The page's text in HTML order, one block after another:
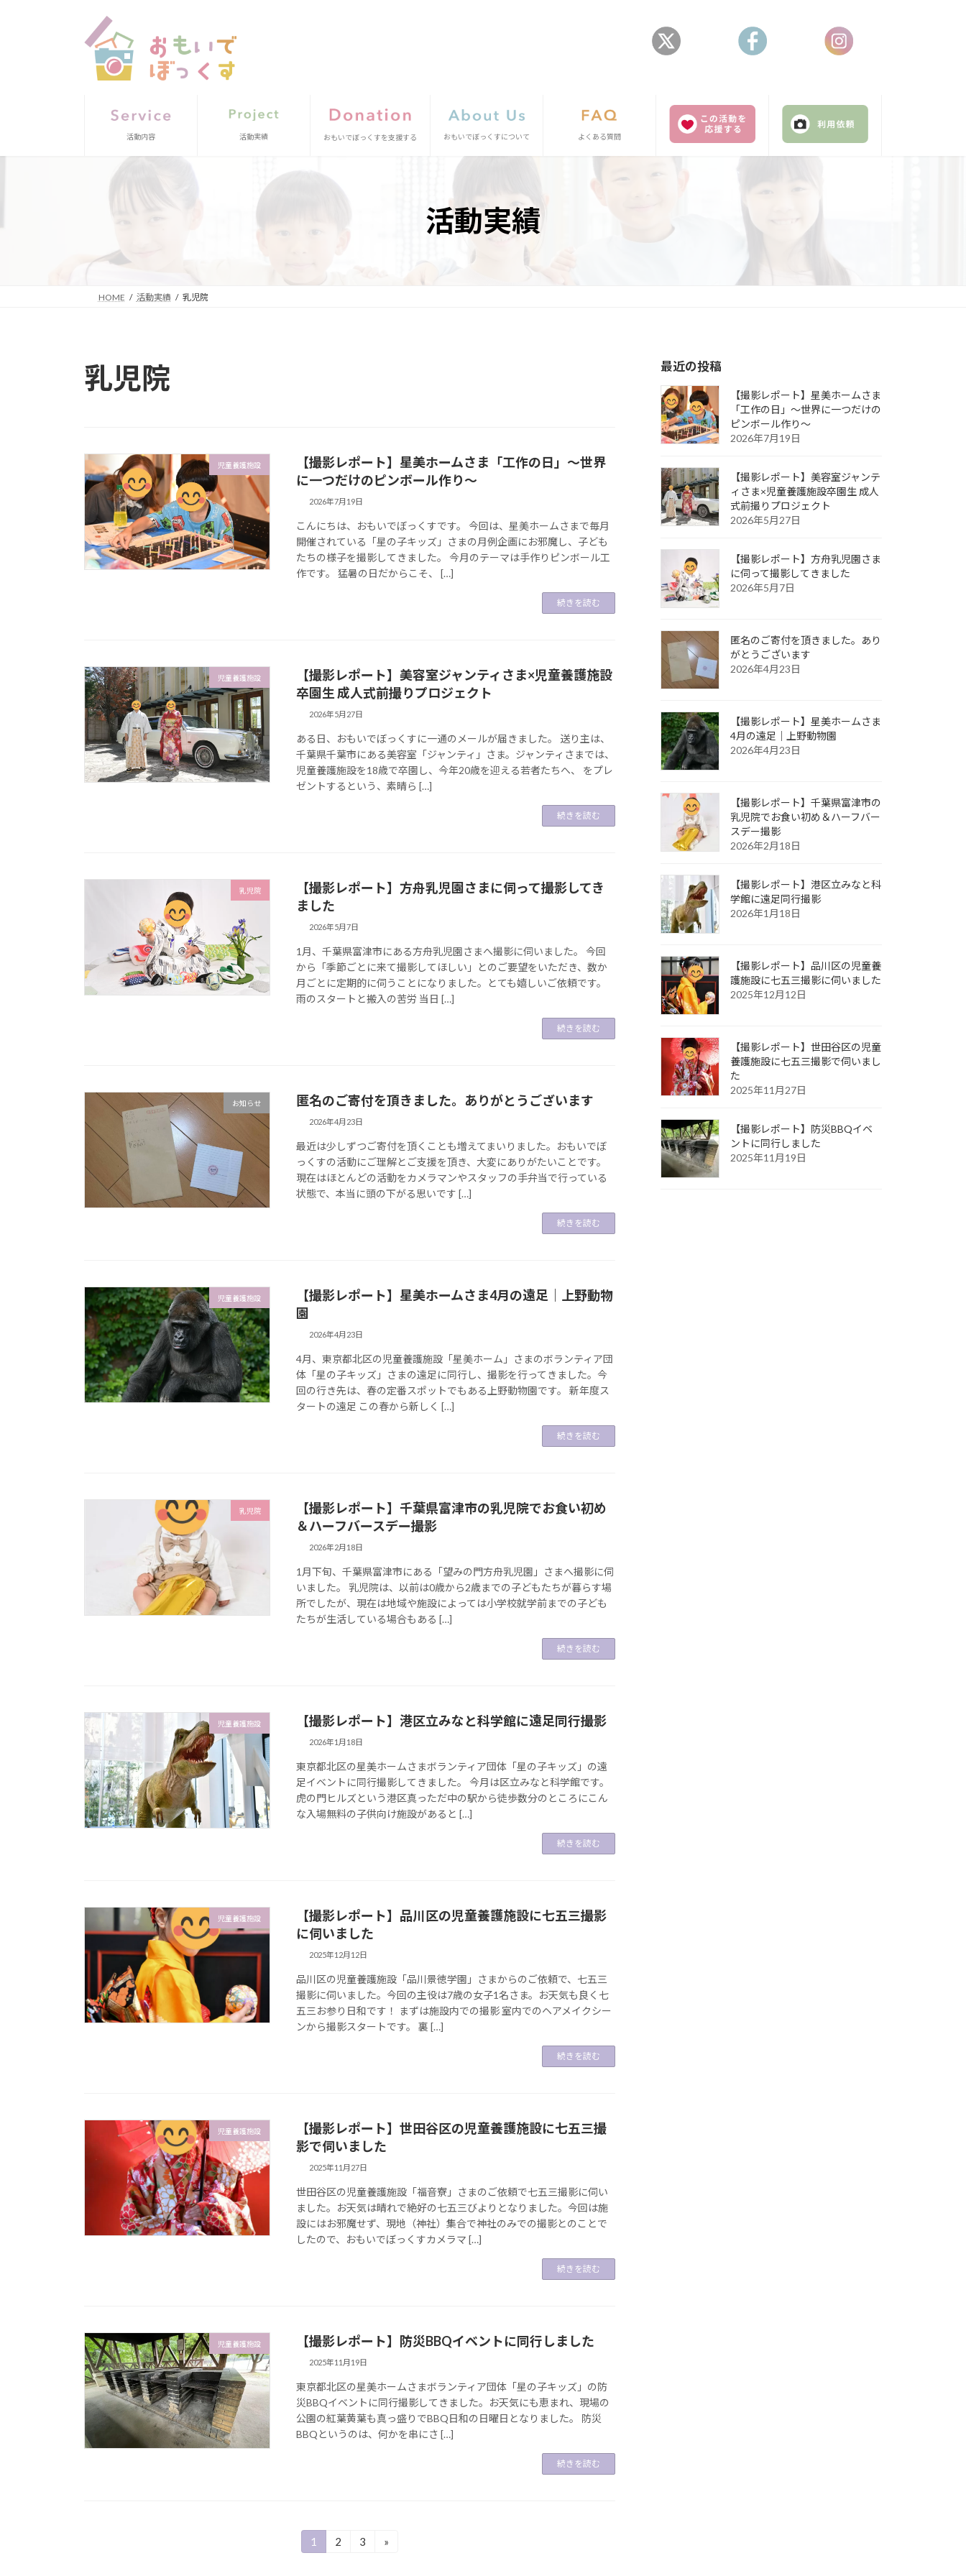
活動内容 活動実績 おもいでぼっくすを支援する おもいでぼっくすについて よくある質問
活動実績
HOME 活動実績 乳児院
乳児院
児童養護施設
【撮影レポート】星美ホームさま「工作の日」～世界
に一つだけのピンボール作り～
2026年7月19日
こんにちは、おもいでぼっくすです。 今回は、星美ホームさまで毎月
開催されている「星の子キッズ」さまの月例企画にお邪魔し、子ども
たちの様子を撮影してきました。 今月のテーマは手作りピンボール工
作です。 猛暑の日だからこそ、 […]
続きを読む
児童養護施設
【撮影レポート】美容室ジャンティさま×児童養護施設
卒園生 成人式前撮りプロジェクト
2026年5月27日
ある日、おもいでぼっくすに一通のメールが届きました。 送り主は、
千葉県千葉市にある美容室「ジャンティ」さま。ジャンティさまでは、
児童養護施設を18歳で卒園し、今年20歳を迎える若者たちへ、 をプレ
ゼントするという、素晴ら […]
続きを読む
乳児院
【撮影レポート】方舟乳児園さまに伺って撮影してき
ました
2026年5月7日
1月、千葉県富津市にある方舟乳児園さまへ撮影に伺いました。 今回
から「季節ごとに来て撮影してほしい」とのご要望をいただき、数か
月ごとに定期的に伺うことになりました。とても嬉しいご依頼です。
雨のスタートと搬入の苦労 当日 […]
続きを読む
お知らせ 匿名のご寄付を頂きました。ありがとうございます
2026年4月23日
最近は少しずつご寄付を頂くことも増えてまいりました。おもいでぼ
っくすの活動にご理解とご支援を頂き、大変にありがたいことです。
現在はほとんどの活動をカメラマンやスタッフの手弁当で行っている
状態で、本当に頭の下がる思いです […]
続きを読む
児童養護施設
【撮影レポート】星美ホームさま4月の遠足｜上野動物
園
2026年4月23日
4月、東京都北区の児童養護施設「星美ホーム」さまのボランティア団
体「星の子キッズ」さまの遠足に同行し、撮影を行ってきました。今
回の行き先は、春の定番スポットでもある上野動物園です。 新年度ス
タートの遠足 この春から新しく […]
続きを読む
乳児院
【撮影レポート】千葉県富津市の乳児院でお食い初め
＆ハーフバースデー撮影
2026年2月18日
1月下旬、千葉県富津市にある「望みの門方舟乳児園」さまへ撮影に伺
いました。 乳児院は、以前は0歳から2歳までの子どもたちが暮らす場
所でしたが、現在は地域や施設によっては小学校就学前までの子ども
たちが生活している場合もある […]
続きを読む
児童養護施設 【撮影レポート】港区立みなと科学館に遠足同行撮影
2026年1月18日
東京都北区の星美ホームさまボランティア団体「星の子キッズ」の遠
足イベントに同行撮影してきました。 今月は区立みなと科学館です。
虎の門ヒルズという港区真っただ中の駅から徒歩数分のところにこん
な入場無料の子供向け施設があると […]
続きを読む
児童養護施設
【撮影レポート】品川区の児童養護施設に七五三撮影
に伺いました
2025年12月12日
品川区の児童養護施設「品川景徳学園」さまからのご依頼で、七五三
撮影に伺いました。今回の主役は7歳の女子1名さま。お天気も良く七
五三お参り日和です！ まずは施設内での撮影 室内でのヘアメイクシー
ンから撮影スタートです。 裏 […]
続きを読む
児童養護施設
【撮影レポート】世田谷区の児童養護施設に七五三撮
影で伺いました
2025年11月27日
世田谷区の児童養護施設「福音寮」さまのご依頼で七五三撮影に伺い
ました。お天気は晴れで絶好の七五三びよりとなりました。今回は施
設にはお邪魔せず、現地（神社）集合で神社のみでの撮影とのことで
したので、おもいでぼっくすカメラマ […]
続きを読む
児童養護施設 【撮影レポート】防災BBQイベントに同行しました
2025年11月19日
東京都北区の星美ホームさまボランティア団体「星の子キッズ」の防
災BBQイベントに同行撮影してきました。お天気にも恵まれ、現場の
公園の紅葉黄葉も真っ盛りでBBQ日和の日曜日となりました。 防災
BBQというのは、何かを串にさ […]
続きを読む
固
定
1
固
2
固
3 »
最近の投稿
【撮影レポート】星美ホームさま
「工作の日」～世界に一つだけの
ピンボール作り～
2026年7月19日
【撮影レポート】美容室ジャンテ
ィさま×児童養護施設卒園生 成人
式前撮りプロジェクト
2026年5月27日
【撮影レポート】方舟乳児園さま
に伺って撮影してきました
2026年5月7日
匿名のご寄付を頂きました。あり
がとうございます
2026年4月23日
【撮影レポート】星美ホームさま
4月の遠足｜上野動物園
2026年4月23日
【撮影レポート】千葉県富津市の
乳児院でお食い初め＆ハーフバー
スデー撮影
2026年2月18日
【撮影レポート】港区立みなと科
学館に遠足同行撮影
2026年1月18日
【撮影レポート】品川区の児童養
護施設に七五三撮影に伺いました
2025年12月12日
【撮影レポート】世田谷区の児童
養護施設に七五三撮影で伺いまし
た
2025年11月27日
【撮影レポート】防災BBQイベ
ントに同行しました
2025年11月19日